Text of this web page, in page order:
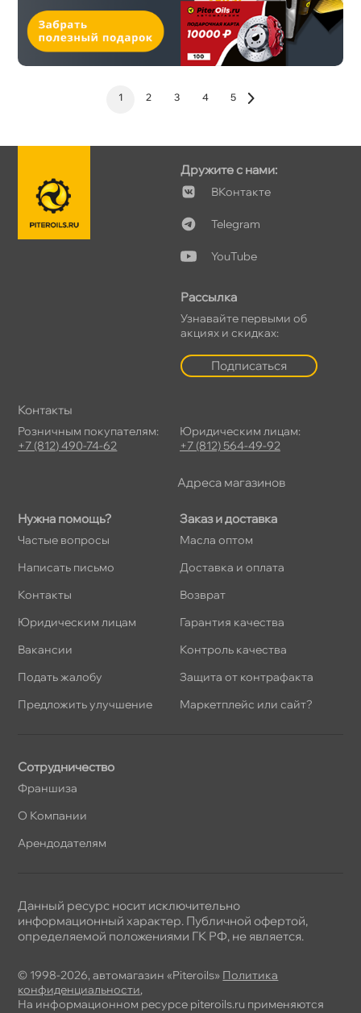
1 2 3 4 5
Нужна помощь?
Частые вопросы
Написать письмо
Контакты
Юридическим лицам
акансии
Подать жалобу
Предложить улучшение
Заказ и доставка
Масла оптом
Доставка и оплата
озврат
Гарантия качества
Контроль качества
Защита от контрафакта
Маркетплейс или сайт?
Дружите с нами:
Контакте
Telegram
YouTube
Рассылка
Узнавайте первыми о
акциях и скидках:
Подписаться
Сотрудничество
Франшиза
О Компании
Арендодателям
Контакты
Розничным покупателям:
+7 (812) 490-74-62
Юридическим лицам:
+7 (812) 564-49-92
Адреса магазино
© 1998-2026, автомагазин «Piteroils» Политика
конфиденциальности,
На информационном ресурсе piteroils.ru применяются
Данный ресурс носит исключительно
информационный характер. Публичной офертой,
определяемой положениями ГК РФ, не является.